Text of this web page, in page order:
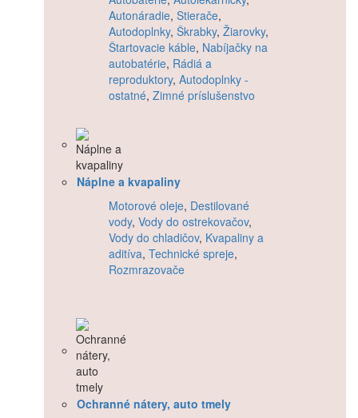
Autonáradie, Stierače,
Autodoplnky, Škrabky, Žiarovky,
Štartovacie káble, Nabíjačky na
autobatérie, Rádiá a
reproduktory, Autodoplnky -
ostatné, Zimné príslušenstvo
Náplne a kvapaliny
Motorové oleje, Destilované
vody, Vody do ostrekovačov,
Vody do chladičov, Kvapaliny a
aditíva, Technické spreje,
Rozmrazovače
Ochranné nátery, auto tmely